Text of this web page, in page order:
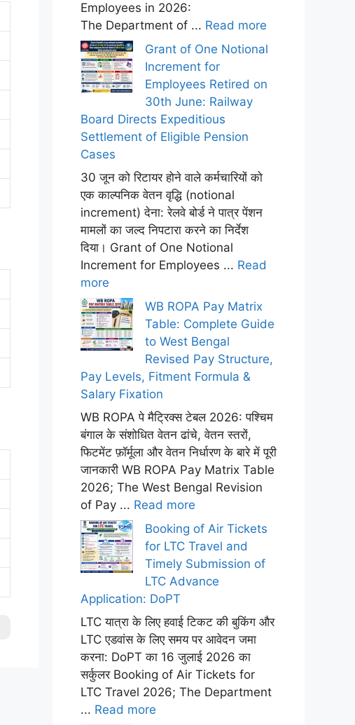
Employees in 2026:
The Department of ... Read more
Grant of One Notional
Increment for
Employees Retired on
30th June: Railway
Board Directs Expeditious
Settlement of Eligible Pension
Cases
30 जून को रिटायर होने वाले कर्मचारियों को
एक काल्पनिक वेतन वृद्धि (notional
increment) देना: रेलवे बोर्ड ने पात्र पेंशन
मामलों का जल्द निपटारा करने का निर्देश
दिया। Grant of One Notional
Increment for Employees ... Read
more
WB ROPA Pay Matrix
Table: Complete Guide
to West Bengal
Revised Pay Structure,
Pay Levels, Fitment Formula &
Salary Fixation
WB ROPA पे मैट्रिक्स टेबल 2026: पश्चिम
बंगाल के संशोधित वेतन ढांचे, वेतन स्तरों,
फिटमेंट फ़ॉर्मूला और वेतन निर्धारण के बारे में पूरी
जानकारी WB ROPA Pay Matrix Table
2026; The West Bengal Revision
of Pay ... Read more
Booking of Air Tickets
for LTC Travel and
Timely Submission of
LTC Advance
Application: DoPT
LTC यात्रा के लिए हवाई टिकट की बुकिंग और
LTC एडवांस के लिए समय पर आवेदन जमा
करना: DoPT का 16 जुलाई 2026 का
सर्कुलर Booking of Air Tickets for
LTC Travel 2026; The Department
... Read more